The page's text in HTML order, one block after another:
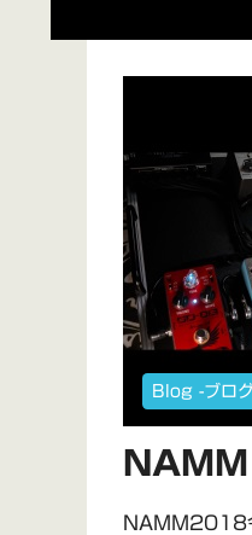
Blog -ブロ
NAMM
NAMM2018